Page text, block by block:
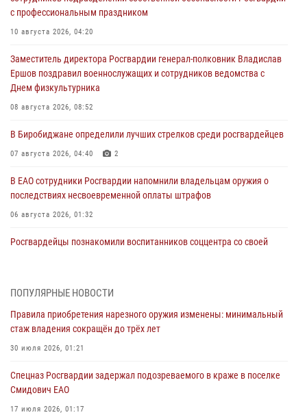
с профессиональным праздником
10 августа 2026, 04:20
Заместитель директора Росгвардии генерал-полковник Владислав
Ершов поздравил военнослужащих и сотрудников ведомства с
Днем физкультурника
08 августа 2026, 08:52
В Биробиджане определили лучших стрелков среди росгвардейцев
07 августа 2026, 04:40 2
В ЕАО сотрудники Росгвардии напомнили владельцам оружия о
последствиях несвоевременной оплаты штрафов
06 августа 2026, 01:32
Росгвардейцы познакомили воспитанников соццентра со своей
04 августа 2026, 06:23
Сотрудники Росгвардии напомнили жителям Еврейской автономии
03 августа 2026, 05:59
Директор Росгвардии Герой России генерал армии Виктор Золотов
ПОПУЛЯРНЫЕ НОВОСТИ
Правила приобретения нарезного оружия изменены: минимальный
стаж владения сокращён до трёх лет
30 июля 2026, 01:21
Спецназ Росгвардии задержал подозреваемого в краже в поселке
Смидович ЕАО
17 июля 2026, 01:17